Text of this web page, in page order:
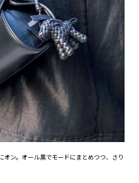
オン。オール黒でモードにまとめつつ、さり